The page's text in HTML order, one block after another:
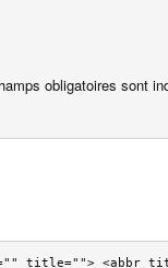
obligatoires sont
title=""> <abbr